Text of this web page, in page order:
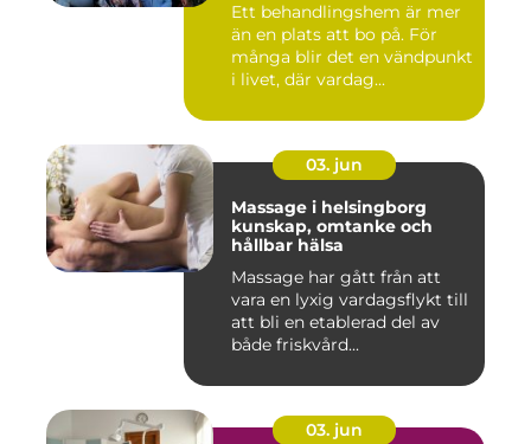
Ett behandlingshem är mer
än en plats att bo på. För
många blir det en vändpunkt
i livet, där vardag...
03. jun
Massage i helsingborg
kunskap, omtanke och
hållbar hälsa
Massage har gått från att
vara en lyxig vardagsflykt till
att bli en etablerad del av
både friskvård...
03. jun